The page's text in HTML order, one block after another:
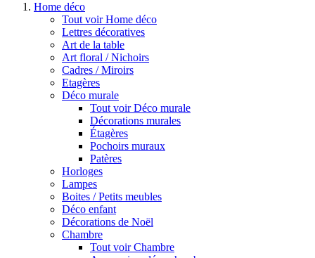
Home déco
Tout voir Home déco
Lettres décoratives
Art de la table
Art floral / Nichoirs
Cadres / Miroirs
Etagères
Déco murale
Tout voir Déco murale
Décorations murales
Étagères
Pochoirs muraux
Patères
Horloges
Lampes
Boites / Petits meubles
Déco enfant
Décorations de Noël
Chambre
Tout voir Chambre